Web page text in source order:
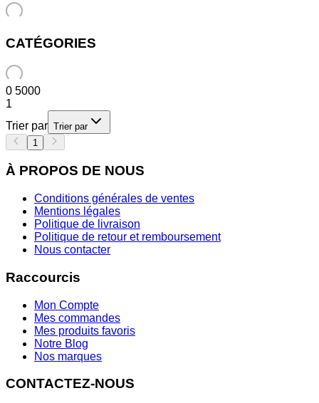
CATÉGORIES
0 5000
1
Trier par Trier par
1
À PROPOS DE NOUS
Conditions générales de ventes
Mentions légales
Politique de livraison
Politique de retour et remboursement
Nous contacter
Raccourcis
Mon Compte
Mes commandes
Mes produits favoris
Notre Blog
Nos marques
CONTACTEZ-NOUS